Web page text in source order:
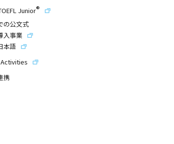
Junior®
の公文式
入事業
本語
携